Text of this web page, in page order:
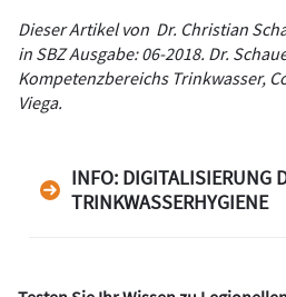
Dieser Artikel von Dr. Christian
in SBZ Ausgabe:06-2018. Dr.
Kompetenzbereichs Trinkwasser,
Viega.
INFO: DIGITALISIERUNG
TRINKWASSERHYGIENE